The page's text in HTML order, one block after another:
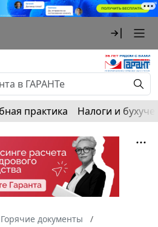
практика Налоги и
Горячие документы